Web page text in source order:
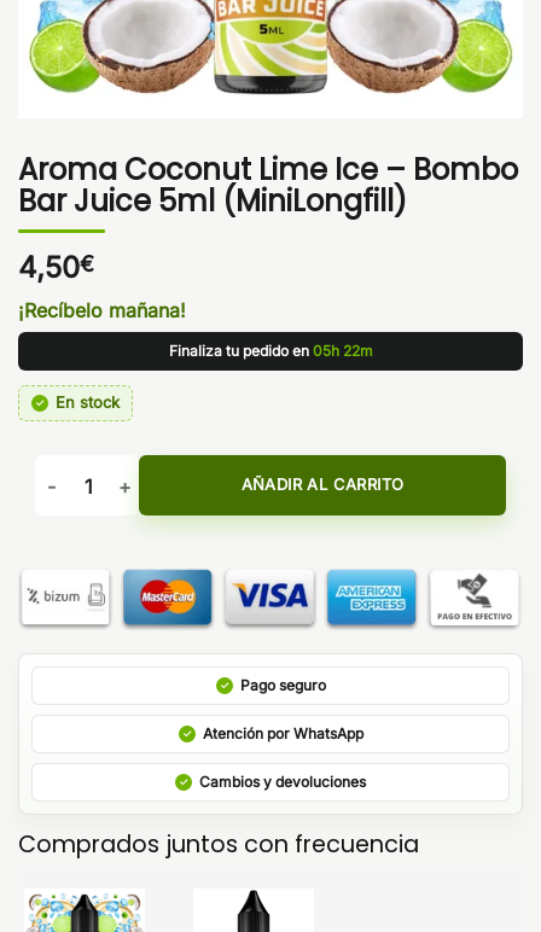
Aroma Coconut Lime Ice – Bombo
Bar Juice 5ml (MiniLongfill)
4,50€
¡Recíbelo mañana!
Finaliza tu pedido en 05h 22m
En stock
Aroma Coconut Lime Ice - Bombo Bar Juice 5ml
AÑADIR AL CARRITO
Pago seguro
Atención por WhatsApp
Cambios y devoluciones
Comprados juntos con frecuencia